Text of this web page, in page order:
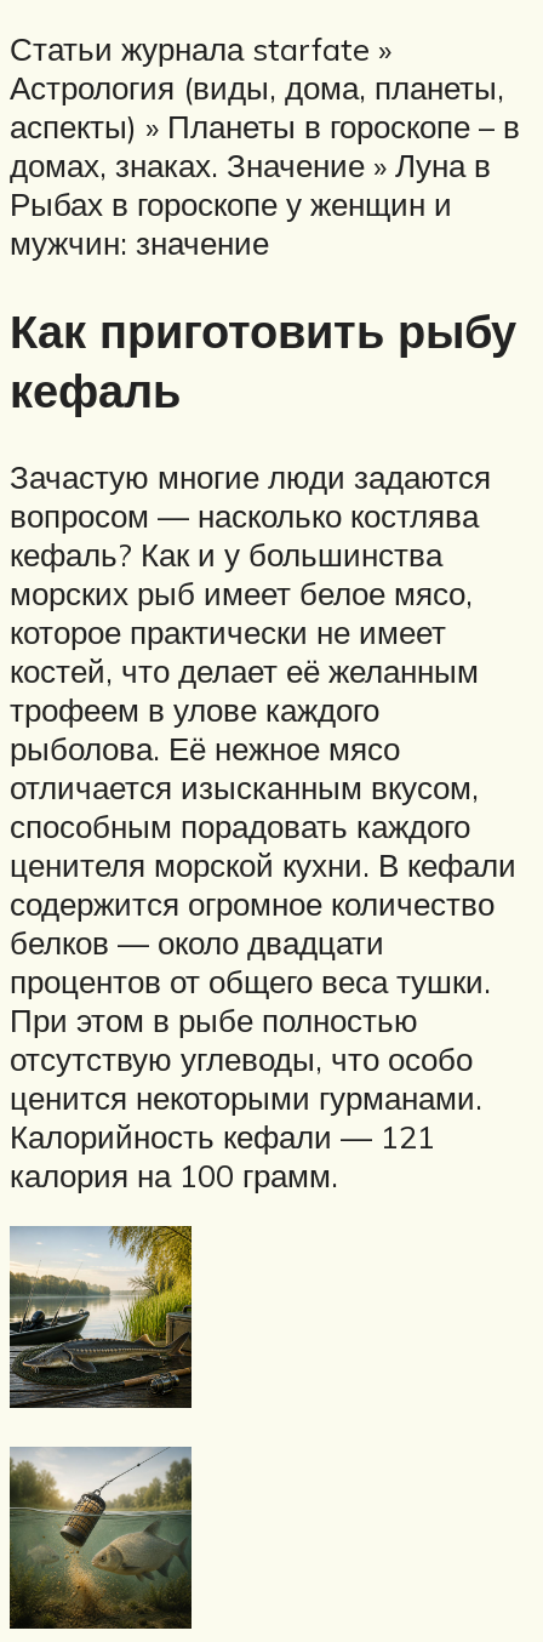
Статьи журнала starfate »
Астрология (виды, дома, планеты,
аспекты) » Планеты в гороскопе – в
домах, знаках. Значение » Луна в
Рыбах в гороскопе у женщин и
мужчин: значение
Как приготовить рыбу
кефаль
Зачастую многие люди задаются
вопросом — насколько костлява
кефаль? Как и у большинства
морских рыб имеет белое мясо,
которое практически не имеет
костей, что делает её желанным
трофеем в улове каждого
рыболова. Её нежное мясо
отличается изысканным вкусом,
способным порадовать каждого
ценителя морской кухни. В кефали
содержится огромное количество
белков — около двадцати
процентов от общего веса тушки.
При этом в рыбе полностью
отсутствую углеводы, что особо
ценится некоторыми гурманами.
Калорийность кефали — 121
калория на 100 грамм.